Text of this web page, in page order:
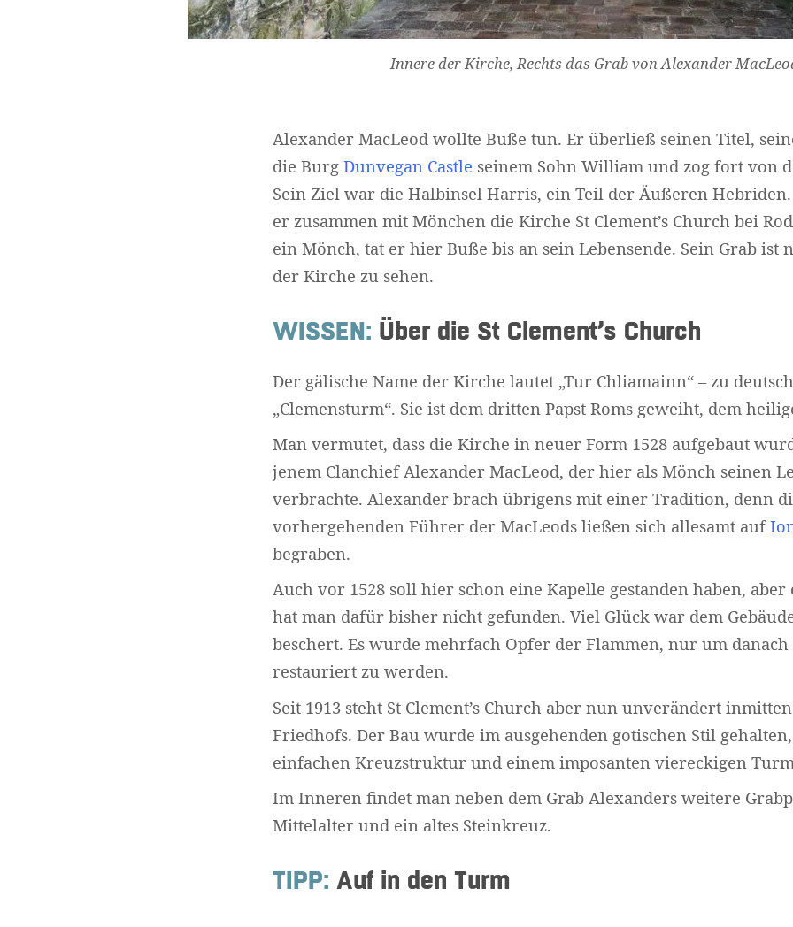
Innere der Kirche, Rechts das Grab von Alexander
Alexander MacLeod wollte Buße tun. Er überließ seinen Titel,
die Burg Dunvegan Castle seinem Sohn William und zog fort von
Sein Ziel war die Halbinsel Harris, ein Teil der Äußeren
er zusammen mit Mönchen die Kirche St Clement’s Church bei
ein Mönch, tat er hier Buße bis an sein Lebensende. Sein Grab ist
der Kirche zu sehen.
WISSEN: Über die St Clement’s Church
Der gälische Name der Kirche lautet „Tur Chliamainn“ – zu
„Clemensturm“. Sie ist dem dritten Papst Roms geweiht, dem
Man vermutet, dass die Kirche in neuer Form 1528 aufgebaut
jenem Clanchief Alexander MacLeod, der hier als Mönch seinen
verbrachte. Alexander brach übrigens mit einer Tradition, denn
vorhergehenden Führer der MacLeods ließen sich allesamt auf
begraben.
Auch vor 1528 soll hier schon eine Kapelle gestanden haben, aber
hat man dafür bisher nicht gefunden. Viel Glück war dem
beschert. Es wurde mehrfach Opfer der Flammen, nur um
restauriert zu werden.
Seit 1913 steht St Clement’s Church aber nun unverändert
Friedhofs. Der Bau wurde im ausgehenden gotischen Stil
einfachen Kreuzstruktur und einem imposanten viereckigen
Im Inneren findet man neben dem Grab Alexanders weitere
Mittelalter und ein altes Steinkreuz.
TIPP: Auf in den Turm